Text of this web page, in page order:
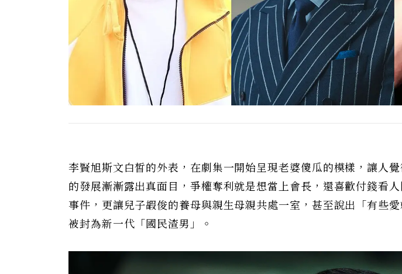
李賢旭斯文白皙的外表，在劇集一開始呈現老婆傻瓜的模樣，讓人
的發展漸漸露出真面目，爭權奪利就是想當上會長，還喜歡付錢看
事件，更讓兒子嘏俊的養母與親生母親共處一室，甚至說出「有些
被封為新一代「國民渣男」。